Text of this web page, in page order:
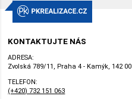
KONTAKTUJTE NÁS
ADRESA:
Zvolská 789/11, Praha 4 - Kamýk, 142 00
TELEFON:
(+420) 732 151 063